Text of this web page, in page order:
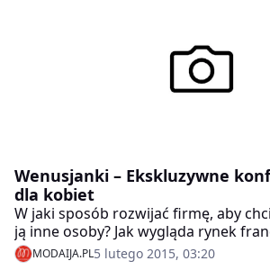
Wenusjanki – Ekskluzywne
dla kobiet
W jaki sposób rozwijać firmę, aby
ją inne osoby? Jak wygląda rynek
Oraz jak pracując, budując swoje
zaniedbać życia prywatnego i marzeń
MODAIJA.PL5 lutego 2015, 03:20